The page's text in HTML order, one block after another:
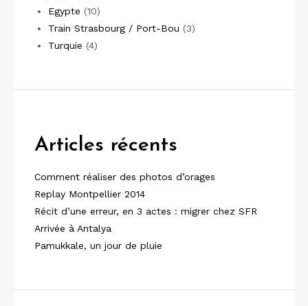
Egypte (10)
Train Strasbourg / Port-Bou (3)
Turquie (4)
Articles récents
Comment réaliser des photos d’orages
Replay Montpellier 2014
Récit d’une erreur, en 3 actes : migrer chez SFR
Arrivée à Antalya
Pamukkale, un jour de pluie